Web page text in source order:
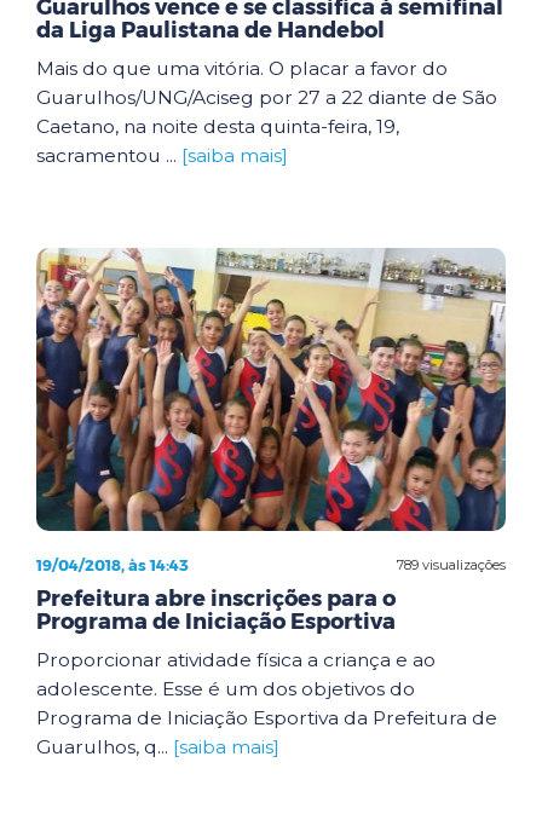
Guarulhos vence e se classifica à semifinal
da Liga Paulistana de Handebol
Mais do que uma vitória. O placar a favor do
Guarulhos/UNG/Aciseg por 27 a 22 diante de São
Caetano, na noite desta quinta-feira, 19,
sacramentou ... [saiba mais]
789 visualizações
19/04/2018, às 14:43
Prefeitura abre inscrições para o
Programa de Iniciação Esportiva
Proporcionar atividade física a criança e ao
adolescente. Esse é um dos objetivos do
Programa de Iniciação Esportiva da Prefeitura de
Guarulhos, q... [saiba mais]